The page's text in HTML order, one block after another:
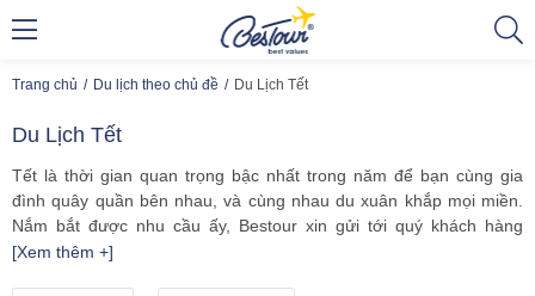
Trang chủ Du lịch theo chủ đề Du Lịch Tết
Du Lịch Tết
Tết là thời gian quan trọng bậc nhất trong năm để bạn cùng gia
đình quây quần bên nhau, và cùng nhau du xuân khắp mọi miền.
Nắm bắt được nhu cầu ấy, Bestour xin gửi tới quý khách hàng
những hành trình
[Xem thêm +]